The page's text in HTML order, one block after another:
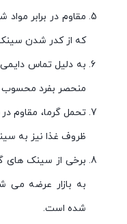
مقاوم در برابر
که از کدر شدن
به دلیل تماس
منحصر بفرد
تحمل گرما، مقاوم
ظروف غذا نیز به
برخی از سینک های
به بازار عرضه
شده است.